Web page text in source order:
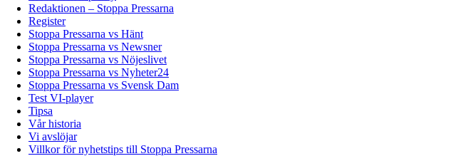
Redaktionen – Stoppa Pressarna
Register
Stoppa Pressarna vs Hänt
Stoppa Pressarna vs Newsner
Stoppa Pressarna vs Nöjeslivet
Stoppa Pressarna vs Nyheter24
Stoppa Pressarna vs Svensk Dam
Test VI-player
Tipsa
Vår historia
Vi avslöjar
Villkor för nyhetstips till Stoppa Pressarna